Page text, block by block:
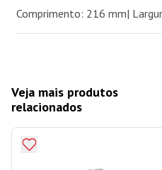
Comprimento: 216 mm|
Veja mais produtos
relacionados